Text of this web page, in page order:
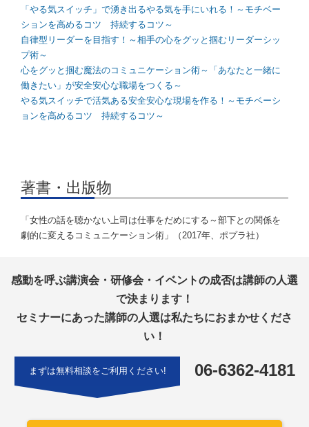
「やる気スイッチ」で湧き出るやる気を手にいれる！～モチベー
ションを高めるコツ 持続するコツ～
自律型リーダーを目指す！～相手の心をグッと掴むリーダーシッ
プ術～
心をグッと掴む魔法のコミュニケーション術～「あなたと一緒に
働きたい」が安全安心な職場をつくる～
やる気スイッチで活気ある安全安心な現場を作る！～モチベーシ
ョンを高めるコツ 持続するコツ～
著書・出版物
「女性の話を聴かない上司は仕事をだめにする～部下との関係を
劇的に変えるコミュニケーション術」（2017年、ポプラ社）
感動を呼ぶ講演会・研修会・イベントの成否は講師の人選
で決まります！
セミナーにあった講師の人選は私たちにおまかせくださ
い！
まずは無料相談をご利用ください! 06-6362-4181